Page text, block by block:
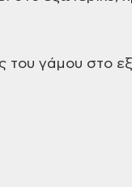
του γάμου στο